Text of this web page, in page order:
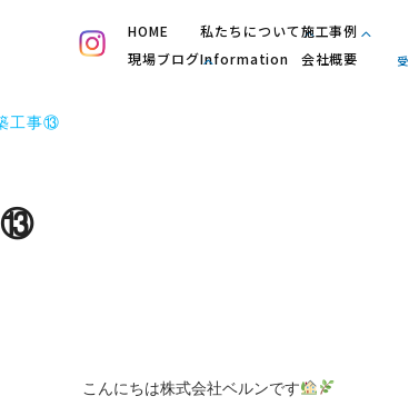
HOME
現場ブログ
私たちについて
Information
施工事例
会社概要
工事⑬
⑬
こんにちは株式会社ベルンです